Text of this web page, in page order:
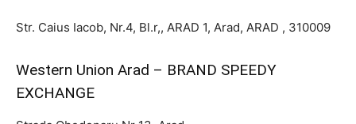
Str. Caius Iacob, Nr.4, Bl.r,, ARAD 1, Arad, ARAD , 310009
Western Union Arad – BRAND SPEEDY
EXCHANGE